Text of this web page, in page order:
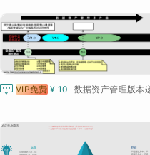
 VIP免费 ¥ 10 数据资产管理版本